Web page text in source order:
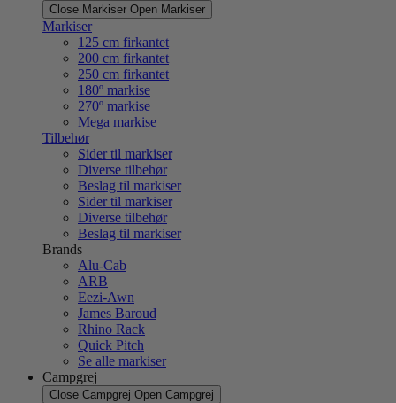
Close Markiser Open Markiser
Markiser
125 cm firkantet
200 cm firkantet
250 cm firkantet
180º markise
270º markise
Mega markise
Tilbehør
Sider til markiser
Diverse tilbehør
Beslag til markiser
Sider til markiser
Diverse tilbehør
Beslag til markiser
Brands
Alu-Cab
ARB
Eezi-Awn
James Baroud
Rhino Rack
Quick Pitch
Se alle markiser
Campgrej
Close Campgrej Open Campgrej